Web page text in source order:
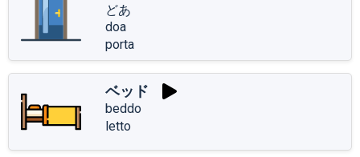
どあ
doa
porta
ベッド
beddo
letto